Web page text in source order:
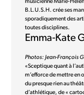
musicienne Marie-
B.L.U.S.H. crée ses
sporadiquement des
toutes disciplines.
Emma-Kate
Photos: Jean-François
«Sceptique quant à
m’efforce de mettre
du presque rien au
d’athlétique, de «